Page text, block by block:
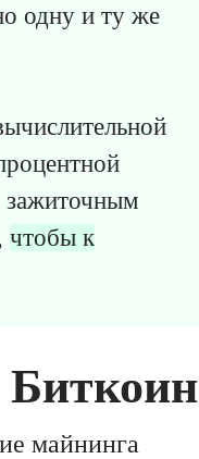
одну и ту же
зажиточным
чтобы к
майнинга